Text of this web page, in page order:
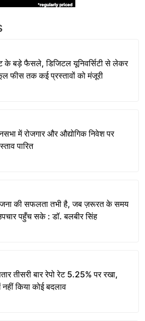
के बड़े फैसले, डिजिटल यूनिवर्सिटी से लेकर
फीस तक कई प्रस्तावों को मंजूरी
में रोजगार और औद्योगिक निवेश पर
पारित
की सफलता तभी है, जब ज़रूरत के समय
पहुँच सके : डॉ. बलबीर सिंह
तीसरी बार रेपो रेट 5.25% पर रखा,
नहीं किया कोई बदलाव